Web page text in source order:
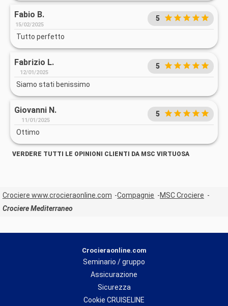
Fabio B.
15/02/2025
5
Tutto perfetto
Fabrizio L.
12/01/2025
5
Siamo stati benissimo
Giovanni N.
11/01/2025
5
Ottimo
VERDERE TUTTI LE OPINIONI CLIENTI DA MSC VIRTUOSA
Crociere www.crocieraonline.com Compagnie
MSC Crociere
Crociere Mediterraneo
Crocieraonline.com
Seminario / gruppo
Assicurazione
Sicurezza
Cookie CRUISELINE